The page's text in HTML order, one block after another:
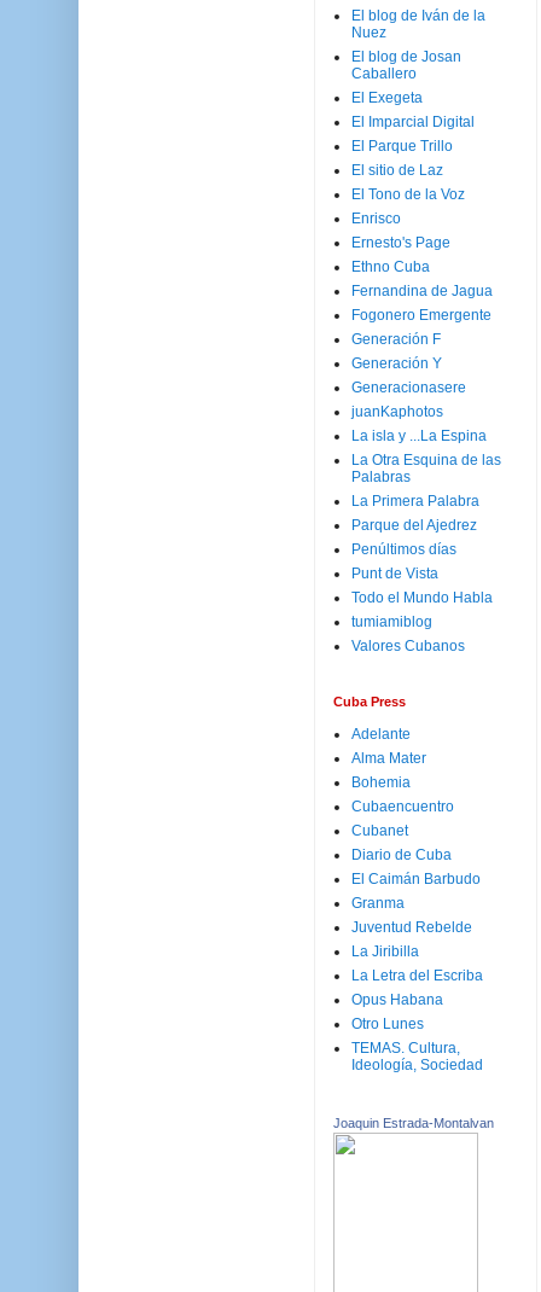
El blog de Iván de la
Nuez
El blog de Josan
Caballero
El Exegeta
El Imparcial Digital
El Parque Trillo
El sitio de Laz
El Tono de la Voz
Enrisco
Ernesto's Page
Ethno Cuba
Fernandina de Jagua
Fogonero Emergente
Generación F
Generación Y
Generacionasere
juanKaphotos
La isla y ...La Espina
La Otra Esquina de las
Palabras
La Primera Palabra
Parque del Ajedrez
Penúltimos días
Punt de Vista
Todo el Mundo Habla
tumiamiblog
Valores Cubanos
Cuba Press
Adelante
Alma Mater
Bohemia
Cubaencuentro
Cubanet
Diario de Cuba
El Caimán Barbudo
Granma
Juventud Rebelde
La Jiribilla
La Letra del Escriba
Opus Habana
Otro Lunes
TEMAS. Cultura,
Ideología, Sociedad
Joaquin Estrada-Montalvan